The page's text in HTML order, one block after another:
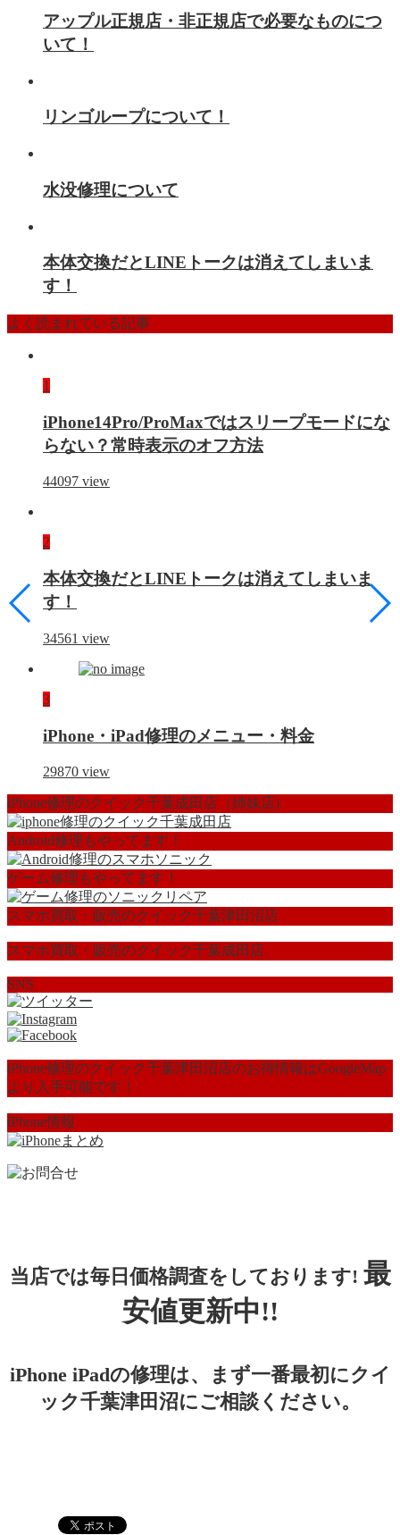
アップル正規店・非正規店で必要なものにつ
いて！
リンゴループについて！
水没修理について
本体交換だとLINEトークは消えてしまいま
す！
よく読まれている記事
1
iPhone14Pro/ProMaxではスリープモードにな
らない？常時表示のオフ方法
44097 view
2
本体交換だとLINEトークは消えてしまいま
す！
34561 view
3
iPhone・iPad修理のメニュー・料金
29870 view
iPhone修理のクイック千葉成田店（姉妹店)
Android修理もやってます！
ゲーム修理もやってます！
スマホ買取・販売のクイック千葉津田沼店
スマホ買取・販売のクイック千葉成田店
SNS
iPhone修理のクイック千葉津田沼店のお得情報はGoogleMap
より入手可能です！
iPhone情報
当店では毎日価格調査をしております! 最
安値更新中!!
iPhone iPadの修理は、まず一番最初にクイ
ック千葉津田沼にご相談ください。